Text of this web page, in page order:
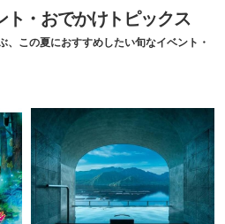
ト・おでかけトピックス
、この夏におすすめしたい旬なイベント・